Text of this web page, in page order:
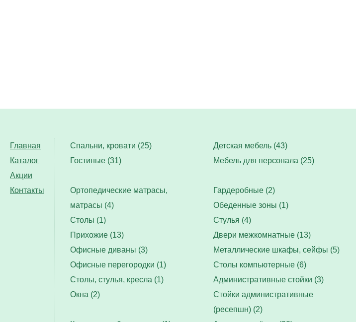
Главная
Каталог
Акции
Контакты
Спальни, кровати (25) Детская мебель (43)
Гостиные (31)
Мебель для персонала (25)
Ортопедические матрасы,
матрасы (4)
Гардеробные (2)
Обеденные зоны (1)
Столы (1)
Стулья (4)
Прихожие (13)
Двери межкомнатные (13)
Офисные диваны (3)
Металлические шкафы, сейфы (5)
Офисные перегородки (1)
Столы компьютерные (6)
Столы, стулья, кресла (1)
Административные стойки (3)
Окна (2)
Стойки административные
(ресепшн) (2)